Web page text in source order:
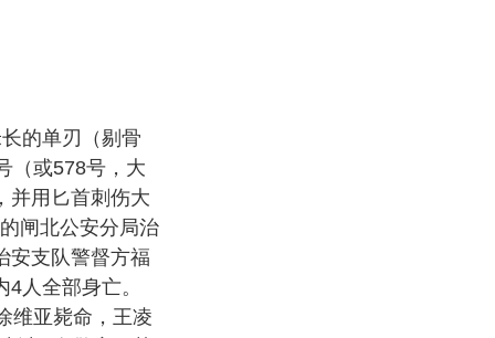
的单刃（剔骨
（或578号，大
并用匕首刺伤大
闸北公安分局治
安支队警督方福
人全部身亡。
维亚毙命，王凌